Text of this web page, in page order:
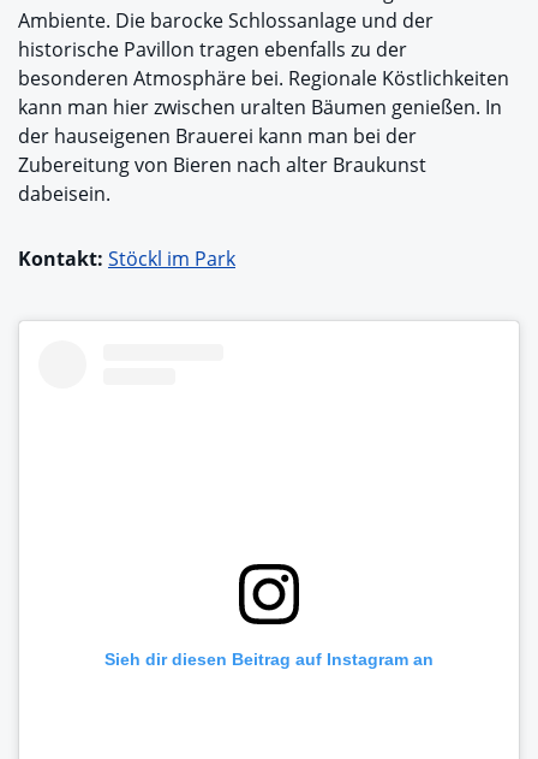
Ambiente. Die barocke Schlossanlage und der
historische Pavillon tragen ebenfalls zu der
besonderen Atmosphäre bei. Regionale Köstlichkeiten
kann man hier zwischen uralten Bäumen genießen. In
der hauseigenen Brauerei kann man bei der
Zubereitung von Bieren nach alter Braukunst
dabeisein.
Kontakt: Stöckl im Park
Sieh dir diesen Beitrag auf Instagram an